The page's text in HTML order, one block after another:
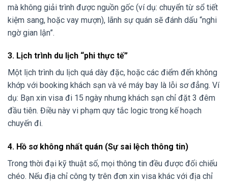
mà không giải trình được nguồn gốc (ví dụ: chuyển từ sổ tiết
kiệm sang, hoặc vay mượn), lãnh sự quán sẽ đánh dấu “nghi
ngờ gian lận”.
3. Lịch trình du lịch “phi thực tế”
Một lịch trình du lịch quá dày đặc, hoặc các điểm đến không
khớp với booking khách sạn và vé máy bay là lỗi sơ đẳng. Ví
dụ: Bạn xin visa đi 15 ngày nhưng khách sạn chỉ đặt 3 đêm
đầu tiên. Điều này vi phạm quy tắc logic trong kế hoạch
chuyến đi.
4. Hồ sơ không nhất quán (Sự sai lệch thông tin)
Trong thời đại kỹ thuật số, mọi thông tin đều được đối chiếu
chéo. Nếu địa chỉ công ty trên đơn xin visa khác với địa chỉ